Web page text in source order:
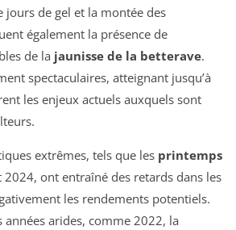
jours de gel et la montée des
également la présence de
de la jaunisse de la betterave.
spectaculaires, atteignant jusqu’à
les enjeux actuels auxquels sont
extrêmes, tels que les printemps
2024, ont entraîné des retards dans les
les rendements potentiels.
années arides, comme 2022, la